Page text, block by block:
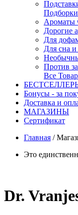
Подборки
Ароматы
Дорогие
Для
Для сна и
Против
Все
Бонусы - за
Доставка и
МАГАЗИНЫ
Cертификат
Главная /
Это
Dr.